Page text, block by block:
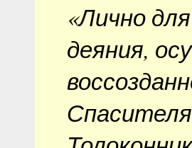
«Лично
деяния,